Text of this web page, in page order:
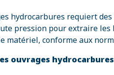
hydrocarbures requiert
pression pour extraire
matériel, conforme aux
ouvrages